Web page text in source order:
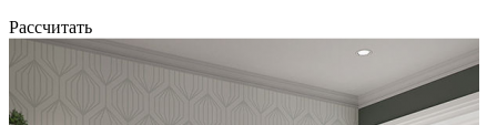
Рассчитать